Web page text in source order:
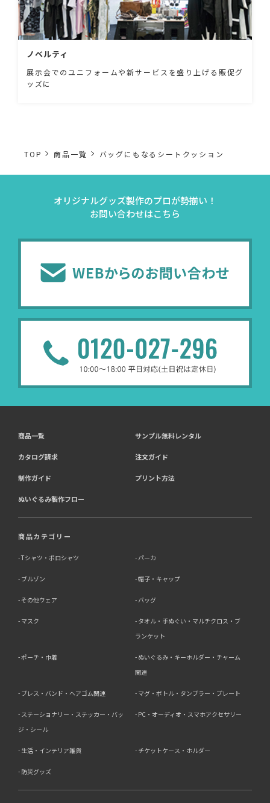
ノベルティ
展示会でのユニフォームや新サービスを盛り上げる販促グ
ッズに
TOP 商品一覧 バッグにもなるシートクッション
オリジナルグッズ製作のプロが勢揃い！
お問い合わせはこちら
商品一覧 サンプル無料レンタル
カタログ請求 注文ガイド
制作ガイド プリント方法
ぬいぐるみ製作フロー
商品カテゴリー
Tシャツ・ポロシャツ パーカ
ブルゾン 帽子・キャップ
その他ウェア バッグ
マスク
タオル・手ぬぐい・マルチクロス・ブ
ランケット
ポーチ・巾着
ぬいぐるみ・キーホルダー・チャーム
関連
ブレス・バンド・ヘアゴム関連 マグ・ボトル・タンブラー・プレート
ステーショナリー・ステッカー・バッ
ジ・シール
PC・オーディオ・スマホアクセサリー
生活・インテリア雑貨 チケットケース・ホルダー
防災グッズ